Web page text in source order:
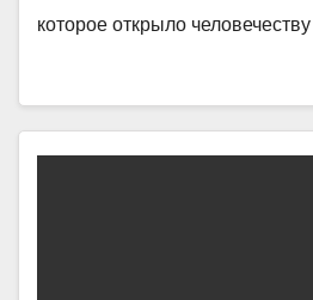
которое открыло